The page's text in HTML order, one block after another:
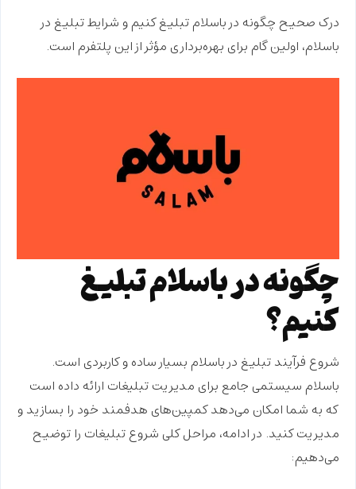
درک صحیح چگونه در باسلام تبلیغ کنیموشرایط تبلیغ در
باسلام، اولین گام برای بهره‌برداری مؤثر از این پلتفرم است.
چگونه در باسلام تبلیغ
کنیم؟
شروع فرآیندتبلیغ در باسلام بسیار ساده و کاربردی است.
باسلام سیستمی جامع برای مدیریت تبلیغات ارائه داده است
که به شما امکان می‌دهد کمپین‌های هدفمند خود را بسازید و
مدیریت کنید. در ادامه، مراحل کلی شروع تبلیغات را توضیح
می‌دهیم: